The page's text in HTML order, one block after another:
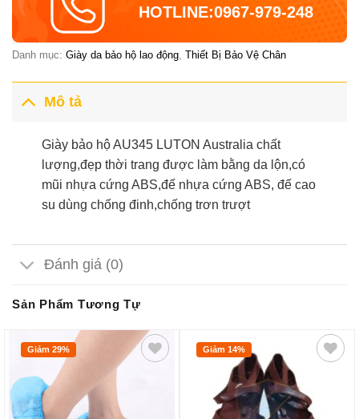
800,000VND.
là:
700,000VND.
HOTLINE:0967-979-248
Danh mục: Giày da bảo hộ lao động Thiết Bị Bảo Vệ Chân
Mô tả
Giày bảo hộ AU345 LUTON Australia chất
lượng,đẹp thời trang được làm bằng da lộn,có
mũi nhựa cứng ABS,đế nhựa cứng ABS, đế cao
su dùng chống đinh,chống trơn trượt
Đánh giá (0)
Sản Phẩm Tương Tự
Giảm 29% Giảm 14%